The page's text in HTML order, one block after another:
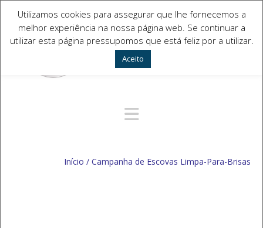
Navegação Alternativa
Início / Campanha de Escovas Limpa-Para-Brisas
Utilizamos cookies para assegurar que lhe fornecemos a
melhor experiência na nossa página web. Se continuar a
utilizar esta página pressupomos que está feliz por a utilizar.
Aceito